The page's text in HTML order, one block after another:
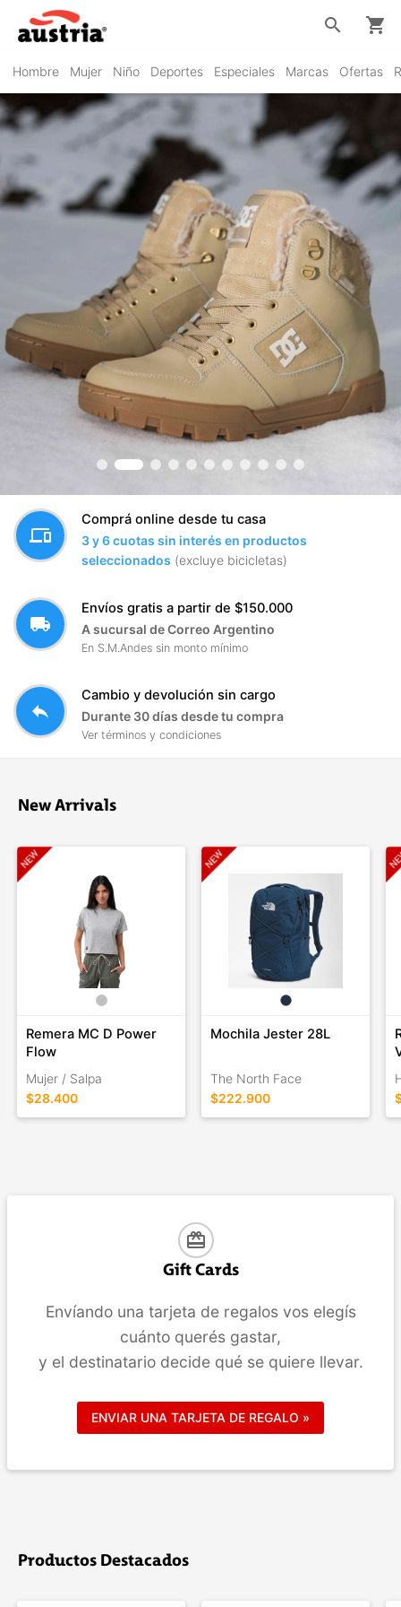
Hombre Mujer Niño Deportes Especiales Marcas Ofertas
search shopping_cart
VER PRODUCTOS
devices
Comprá online desde tu casa
3 y 6 cuotas sin interés en productos
seleccionados (excluye bicicletas)
local_shipping
Envíos gratis a partir de $150.000
A sucursal de Correo Argentino
En S.M.Andes sin monto mínimo
reply
Cambio y devolución sin cargo
Durante 30 días desde tu compra
Ver términos y condiciones
New Arrivals
Remera MC D Power
Flow
Mujer / Salpa
$28.400
Mochila Jester 28L
The North Face
$222.900
card_giftcard
Gift Cards
Envíando una tarjeta de regalos vos elegís
cuánto querés gastar,
y el destinatario decide qué se quiere llevar.
ENVIAR UNA TARJETA DE REGALO »
Productos Destacados